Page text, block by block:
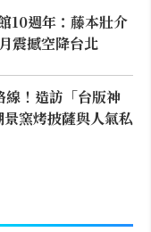
10週年：藤本壯介
震撼空降台北
！造訪「台版神
窯烤披薩與人氣私